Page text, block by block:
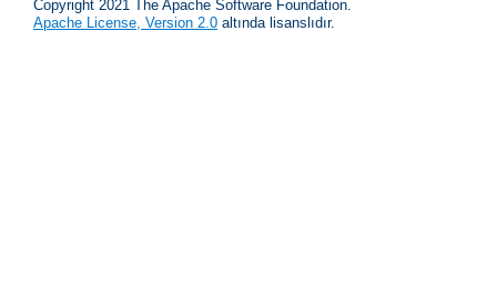
Copyright 2021 The Apache Software Foundation.
Apache License, Version 2.0 altında lisanslıdır.